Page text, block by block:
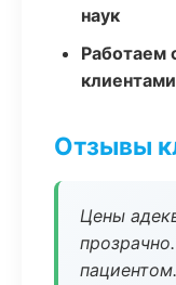
наук
Работаем
клиентами
Отзывы
Цены
пациентом.